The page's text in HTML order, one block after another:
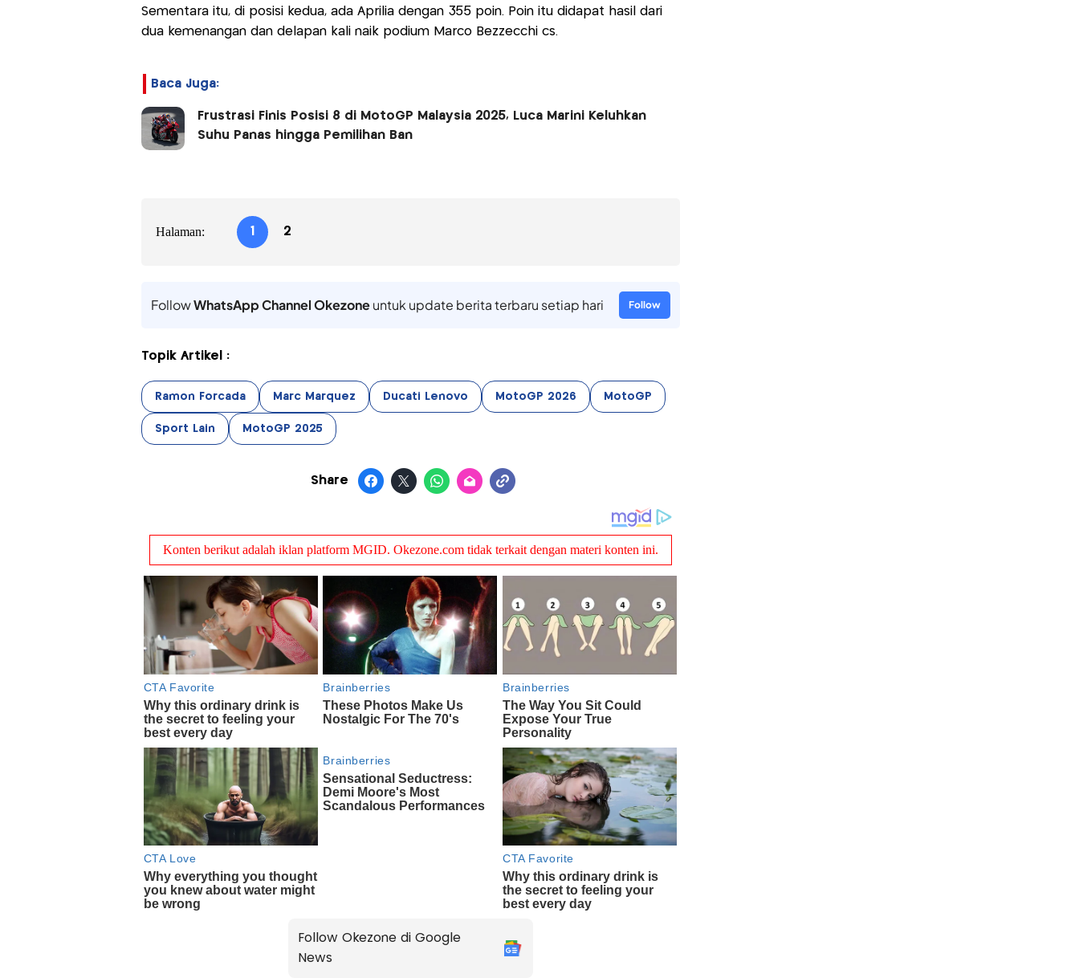
Sementara itu, di posisi kedua, ada Aprilia dengan 355 poin. Poin itu didapat hasil dari
dua kemenangan dan delapan kali naik podium Marco Bezzecchi cs.
Baca Juga:
Frustrasi Finis Posisi 8 di MotoGP Malaysia 2025, Luca Marini Keluhkan
Suhu Panas hingga Pemilihan Ban
Halaman: 1 2
FollowWhatsApp Channel Okezoneuntuk update berita terbaru setiap hari Follow
Topik Artikel :
Ramon Forcada Marc Marquez Ducati Lenovo MotoGP 2026 MotoGP
Sport Lain MotoGP 2025
Share
Follow Okezone di Google
News